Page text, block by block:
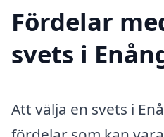
Fördelar
svets i
Att välja en svets i